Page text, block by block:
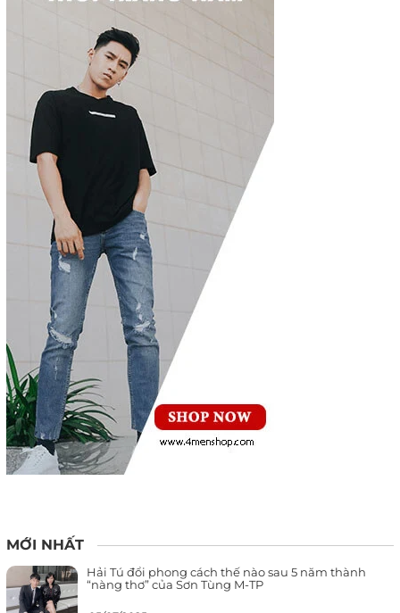
MỚI NHẤT
Hải Tú đổi phong cách thế nào sau 5 năm thành
“nàng thơ” của Sơn Tùng M-TP